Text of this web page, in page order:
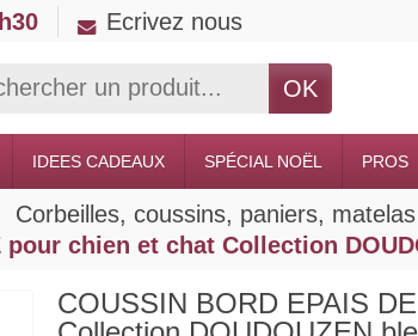
Ecrivez nous
OK
IDEES CADEAUX SPÉCIAL NOËL PROS
Corbeilles, coussins, paniers,
pour chien et chat Collection
COUSSIN BORD EPAIS